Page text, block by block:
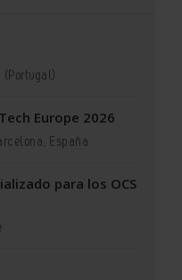
(Portugal)
Europe 2026
España
para los OCS